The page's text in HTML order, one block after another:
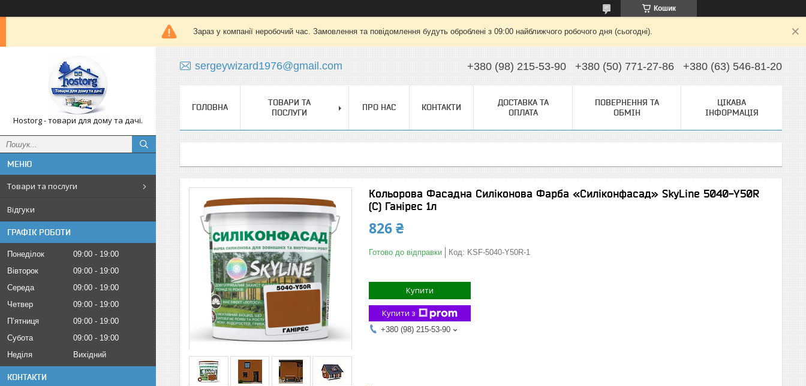
Кошик
Зараз у компанії неробочий час. Замовлення та повідомлення будуть оброблені з 09:00 найближчого робочого дня (сьогодні).
Hostorg - товари для дому та дачі.
Товари та послуги
Відгуки
ГРАФІК РОБОТИ
Понеділок 09:00
19:00
Вівторок
09:00
19:00
Середа
09:00
19:00
Четвер
09:00
19:00
Пʼятниця
09:00
19:00
Субота
09:00
19:00
Неділя
Вихідний
КОНТАКТИ
sergeywizard1976@gmail.com +380 (98) 215-53-90 +380 (50) 771-27-86 +380 (63) 546-81-20
ГОЛОВНА
ТОВАРИ ТА
ПОСЛУГИ
ПРО НАС КОНТАКТИ
ДОСТАВКА ТА
ОПЛАТА
ПОВЕРНЕННЯ ТА
ОБМІН
ЦІКАВА
ІНФОРМАЦІЯ
Кольорова Фасадна Силіконова Фарба «Силіконфасад» SkyLine 5040-Y50R
(C) Ганірес 1л
826 ₴
Готово до відправки Код: KSF-5040-Y50R-1
Купити
Купити з
+380 (98) 215-53-90